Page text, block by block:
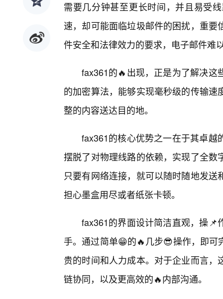
需要几分钟甚至更长时间，并且易受
速，却可能面临垃圾邮件的困扰，重
件安全和法律效力的要求，电子邮件难
fax361的🔥出现，正是为了解决这
的加密算法，能够实现毫秒级的传输
整的内容送达目的地。
fax361的核心优势之一在于其卓越
摆脱了对物理线路的依赖，实现了全
只要有网络连接，就可以随时随地发
担心墨盒用尽或者纸张卡顿。
fax361的界面设计简洁直观，操📌
手。通过简单😁的🔥几步😎操作，即
贵的时间和人力成本。对于企业而言
链协同，以及更高效的🔥内部沟通。